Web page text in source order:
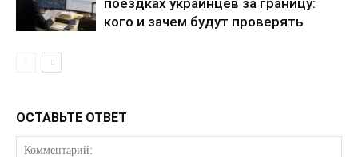
поездках украинцев за границу:
кого и зачем будут проверять
ОСТАВЬТЕ ОТВЕТ